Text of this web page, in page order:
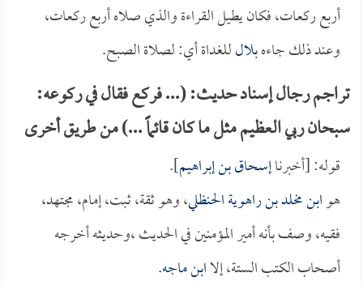
أربع ركعات، فكان يطيل القراءة والذي صلاه أربع ركعات،
وعند ذلك جاءهبلالللغداة أي: لصلاة الصبح.
تراجم رجال إسناد حديث: (... فركع فقال في ركوعه:
سبحان ربي العظيم مثل ما كان قائماً ...) من طريق أخرى
قوله: [أخبرناإسحاق بن إبراهيم].
هوابن مخلد بن راهوية الحنظلي، وهو ثقة، ثبت، إمام، مجتهد،
فقيه، وصف بأنه أمير المؤمنين في الحديث ،وحديثه أخرجه
أصحاب الكتب الستة، إلاابن ماجه.